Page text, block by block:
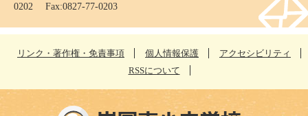
0202 Fax:0827-77-0203
リンク・著作権・免責事項 個人情報保護
アクセシビリティ
RSSについて